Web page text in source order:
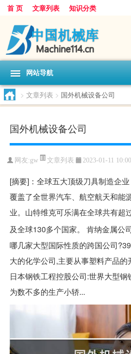
首 页 文章列表 知识分类
网站导航
> 文章列表 > 国外机械设备公司
国外机械设备公司
网友:gw 文章列表 2023-01-11
[摘要]：全球五大顶级刀具制造企
覆盖了全世界汽车、航空航天和能
业。山特维克可乐满在全球共有超
及全球130多个国家。 肯纳金属公
哪几家大型国际性质的跨国公司
大的化学公司,主要从事塑料产品的
日本钢铁工程控股公司:世界大型
为数不多的生产小轿...